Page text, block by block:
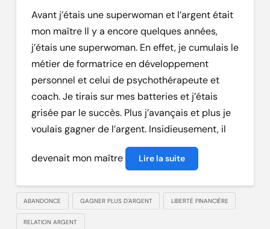
Avant j’étais une superwoman et l’argent était
mon maître Il y a encore quelques années,
j’étais une superwoman. En effet, je cumulais le
métier de formatrice en développement
personnel et celui de psychothérapeute et
coach. Je tirais sur mes batteries et j’étais
grisée par le succès. Plus j’avançais et plus je
voulais gagner de l’argent. Insidieusement, il
devenait mon maître Lire la suite
ABANDONCE GAGNER PLUS D'ARGENT LIBERTÉ FINANCIÈRE
RELATION ARGENT